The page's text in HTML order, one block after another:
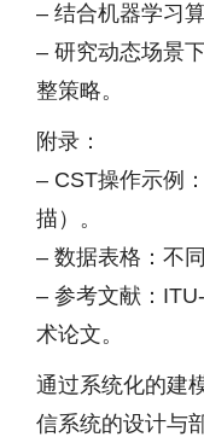
– 结合机器学习
– 研究动态场景
整策略。
附录：
– CST操作示例
描）。
– 数据表格：不
– 参考文献：
术论文。
通过系统化的建
信系统的设计与